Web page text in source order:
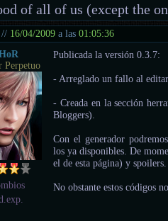
of all of us (except the
// 16/04/2009 a las01:05:36
Perpetuo
Publicada la versión 0.3.7:
- Arreglado un fallo al
- Creada en la sección
Bloggers).
Con el generador
los ya disponibles. De
el de esta página) y spoilers.
No obstante estos códigos